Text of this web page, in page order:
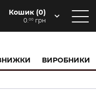
Кошик (0)
0.00 грн
ВИРОБНИКИ